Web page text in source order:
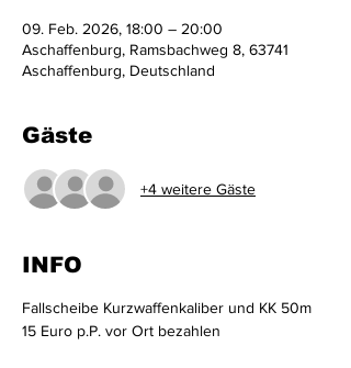
09. Feb. 2026, 18:00 – 20:00
Aschaffenburg, Ramsbachweg 8, 63741
Aschaffenburg, Deutschland
Gäste
+4 weitere Gäste
INFO
Fallscheibe Kurzwaffenkaliber und KK 50m
15 Euro p.P. vor Ort bezahlen